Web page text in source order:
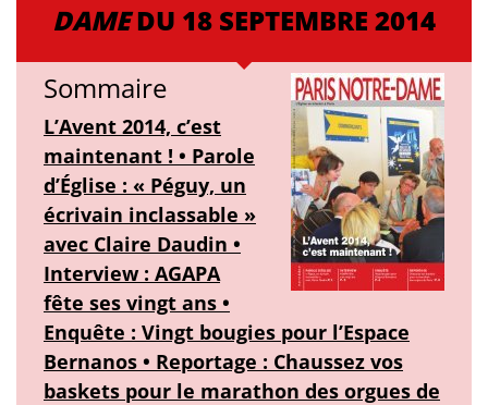
DAMEDU 18 SEPTEMBRE 2014
Sommaire
L’Avent 2014, c’est
maintenant ! • Parole
d’Église : « Péguy, un
écrivain inclassable »
avec Claire Daudin •
Interview : AGAPA
fête ses vingt ans •
Enquête : Vingt bougies pour l’Espace
Bernanos • Reportage : Chaussez vos
baskets pour le marathon des orgues de